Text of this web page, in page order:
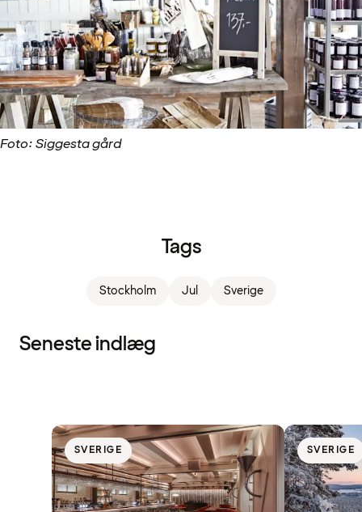
Foto: Siggesta gård
Tags
Stockholm Jul Sverige
Seneste indlæg
SVERIGE SVERIGE